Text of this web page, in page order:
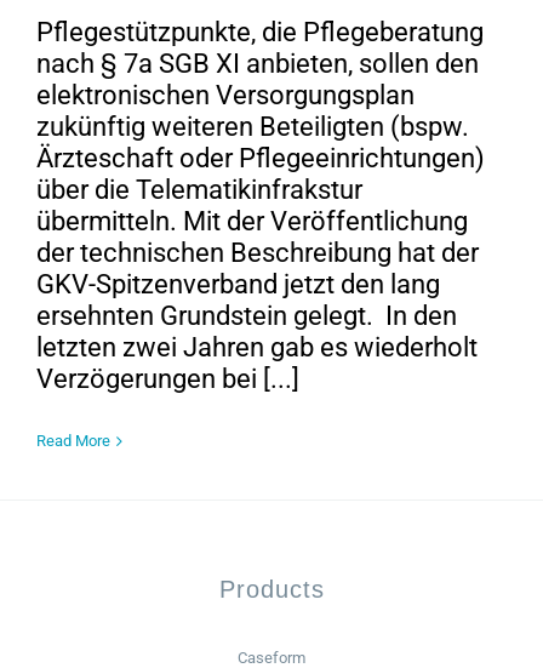
Pflegestützpunkte, die Pflegeberatung
nach § 7a SGB XI anbieten, sollen den
elektronischen Versorgungsplan
zukünftig weiteren Beteiligten (bspw.
Ärzteschaft oder Pflegeeinrichtungen)
über die Telematikinfrakstur
übermitteln. Mit der Veröffentlichung
der technischen Beschreibung hat der
GKV-Spitzenverband jetzt den lang
ersehnten Grundstein gelegt. In den
letzten zwei Jahren gab es wiederholt
Verzögerungen bei [...]
Read More
Products
Caseform